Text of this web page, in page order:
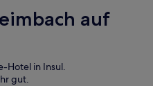
auf
Hotel in Insul.
gut.